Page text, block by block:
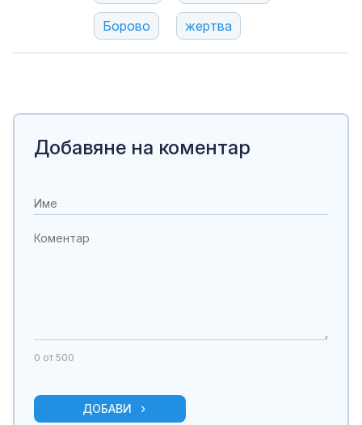
Борово жертва
Добавяне на коментар
0 от 500
ДОБАВИ